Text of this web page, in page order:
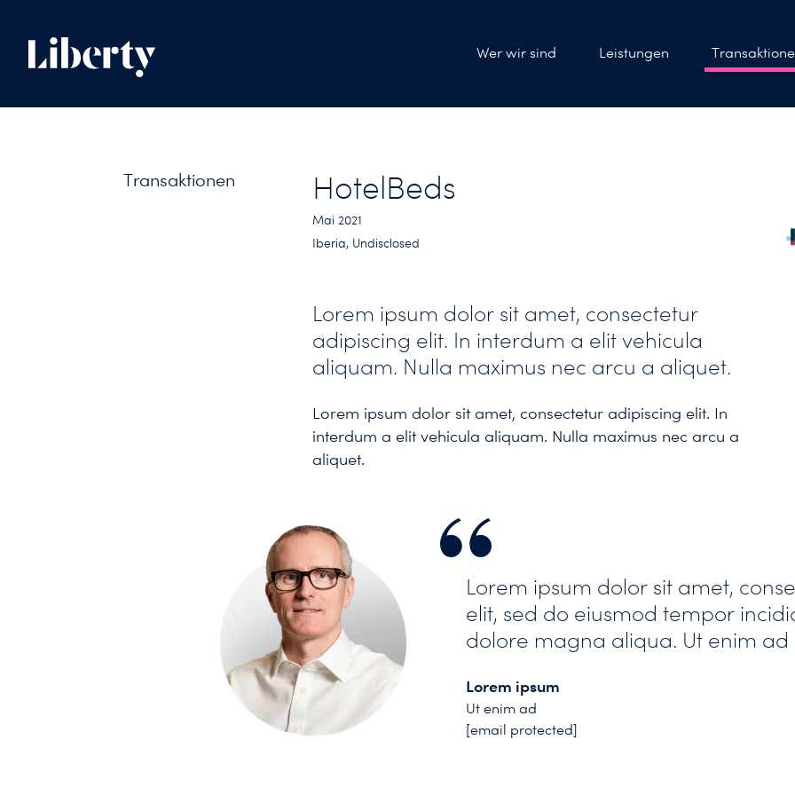
Wer wir sind Leistungen
Transaktionen HotelBeds
Mai 2021
Iberia, Undisclosed
Lorem ipsum dolor sit amet, consectetur
adipiscing elit. In interdum a elit vehicula
aliquam. Nulla maximus nec arcu a aliquet.
Lorem ipsum dolor sit amet, consectetur adipiscing elit. In
interdum a elit vehicula aliquam. Nulla maximus nec arcu a
aliquet.
Lorem ipsum dolor sit amet,
elit, sed do eiusmod tempor
dolore magna aliqua. Ut enim
Lorem ipsum
Ut enim ad
[email protected]